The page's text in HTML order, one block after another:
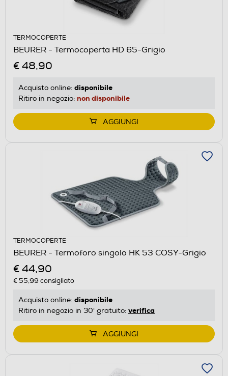
TERMOCOPERTE
BEURER - Termocoperta HD 65-Grigio
€ 48,90
Acquisto online: disponibile
Ritiro in negozio: non disponibile
AGGIUNGI
TERMOCOPERTE
BEURER - Termoforo singolo HK 53 COSY-Grigio
€ 44,90
€ 55,99 consigliato
Acquisto online: disponibile
Ritiro in negozio in 30' gratuito: verifica
AGGIUNGI